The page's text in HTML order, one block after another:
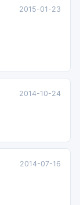
2015-01-23
2014-10-24
2014-07-16